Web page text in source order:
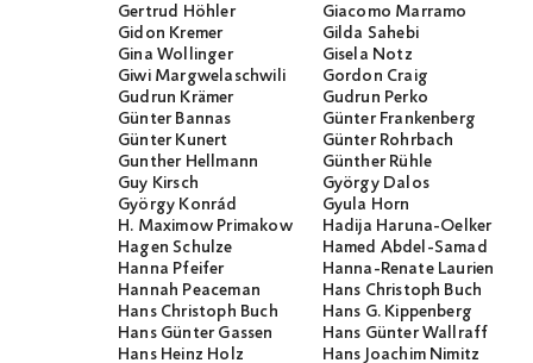
Gertrud Höhler
Giacomo Marramo
Gidon Kremer
Gilda Sahebi
Gina Wollinger
Gisela Notz
Giwi Margwelaschwili
Gordon Craig
Gudrun Krämer
Gudrun Perko
Günter Bannas
Günter Frankenberg
Günter Kunert
Günter Rohrbach
Gunther Hellmann
Günther Rühle
Guy Kirsch
György Dalos
György Konrád
Gyula Horn
H. Maximow Primakow
Hadija Haruna-Oelker
Hagen Schulze
Hamed Abdel-Samad
Hanna Pfeifer
Hanna-Renate Laurien
Hannah Peaceman
Hans Christoph Buch
Hans Christoph Buch
Hans G. Kippenberg
Hans Günter Gassen
Hans Günter Wallraff
Hans Heinz Holz
Hans Joachim Nimitz